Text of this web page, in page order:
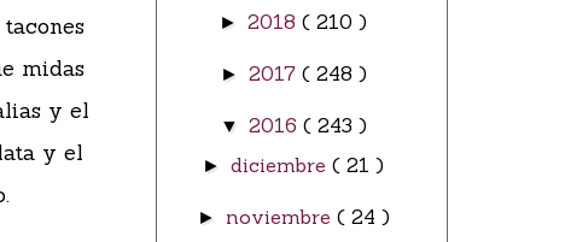
midas
y el
y el
►2018( 210 )
► 2017 ( 248 )
▼ 2016 ( 243 )
►diciembre( 21 )
► noviembre ( 24 )